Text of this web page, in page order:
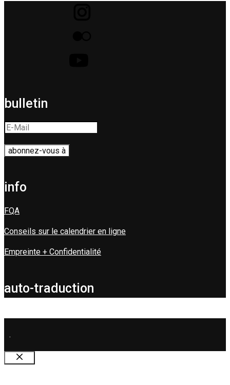
bulletin
info
FQA
Conseils sur le calendrier en ligne
Empreinte + Confidentialité
auto-traduction
.
Fermer